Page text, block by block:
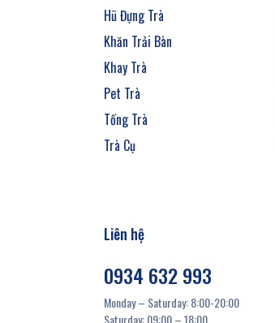
Hũ Đựng Trà
Khăn Trải Bàn
Khay Trà
Pet Trà
Tống Trà
Trà Cụ
Liên hệ
0934 632 993
Monday – Saturday: 8:00-20:00
Saturday: 09:00 – 18:00